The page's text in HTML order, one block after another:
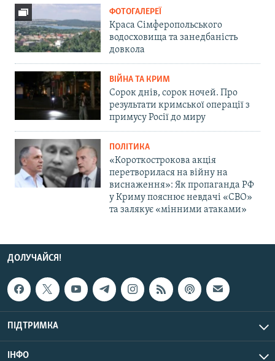
ФОТОГАЛЕРЕЇ
Краса Сімферопольського
водосховища та занедбаність
довкола
ВІЙНА ТА КРИМ
Сорок днів, сорок ночей. Про
результати кримської операції з
примусу Росії до миру
ПОЛІТИКА
«Короткострокова акція
перетворилася на війну на
виснаження»: Як пропаганда РФ
у Криму пояснює невдачі «СВО»
та залякує «мінними атаками»
ДОЛУЧАЙСЯ!
ПІДТРИМКА
ІНФО